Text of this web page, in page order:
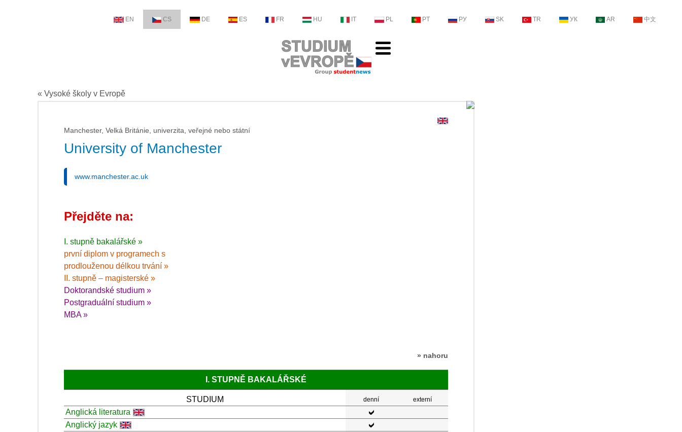
EN CS DE ES FR HU IT PL PT РУ SK TR УК AR 中文
« Vysoké školy v Evropě
Manchester, Velká Británie, univerzita, veřejné nebo státní
University of Manchester
www.manchester.ac.uk
Přejděte na:
I. stupně bakalářské »
první diplom v programech s
prodlouženou délkou trvání »
II. stupně – magisterské »
Doktorandské studium »
Postgraduální studium »
MBA »
» nahoru
I. STUPNĚ BAKALÁŘSKÉ
STUDIUM denní externí
Anglická literatura
Anglický jazyk